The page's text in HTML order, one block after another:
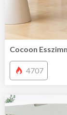
Cocoon
4707